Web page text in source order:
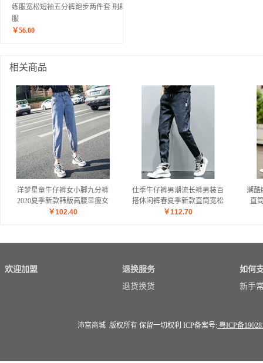
练服宽松短袖五分裤跑步两件套 刑释夏
服
￥56.00